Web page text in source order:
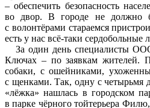
– обеспечить безопасность
во двор. В городе не должно
с волонтёрами стараемся
есть у нас всё-таки сердобольные
За один день специалисты
Ключах – по заявкам жителей.
собаки, с ошейниками,
с щенками. Так, одну с четырьмя
«лёжка» нашлась в городском
в парке чёрного тойтерьера